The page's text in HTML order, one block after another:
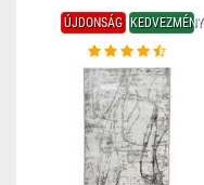
ÚJDONSÁG KEDVEZMÉNY